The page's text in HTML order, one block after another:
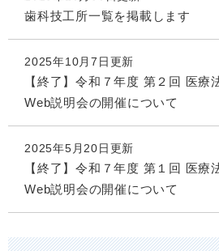
歯科技工所一覧を掲載します
2025年10月7日更新
【終了】令和７年度 第２回 医療
Web説明会の開催について
2025年5月20日更新
【終了】令和７年度 第１回 医療
Web説明会の開催について